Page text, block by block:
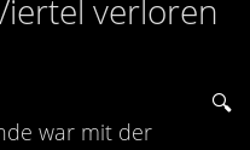
verloren
war mit der